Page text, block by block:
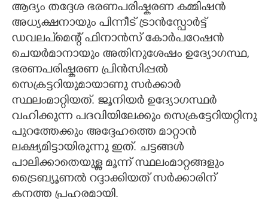
ആദ്യം തദ്ദേശ ഭരണപരിഷ്കരണ കമ്മിഷൻ
അധ്യക്ഷനായും പിന്നീട് ട്രാൻസ്പോർട്ട്
ഡവലപ്മെന്റ് ഫിനാൻസ് കോർപറേഷൻ
ചെയർമാനായും അതിനുശേഷം ഉദ്യോഗസ്ഥ,
ഭരണപരിഷ്കരണ പ്രിൻസിപ്പൽ
സെക്രട്ടറിയുമായാണു സർക്കാർ
സ്ഥലംമാറ്റിയത്. ജൂനിയർ ഉദ്യോഗസ്ഥർ
വഹിക്കുന്ന പദവിയിലേക്കും സെക്രട്ടേറിയറ്റിനു
പുറത്തേക്കും അദ്ദേഹത്തെ മാറ്റാൻ
ലക്ഷ്യമിട്ടായിരുന്നു ഇത്. ചട്ടങ്ങൾ
പാലിക്കാതെയുള്ള മൂന്ന് സ്ഥലംമാറ്റങ്ങളും
ട്രൈബ്യൂണൽ റദ്ദാക്കിയത് സർക്കാരിന്
കനത്ത പ്രഹരമായി.